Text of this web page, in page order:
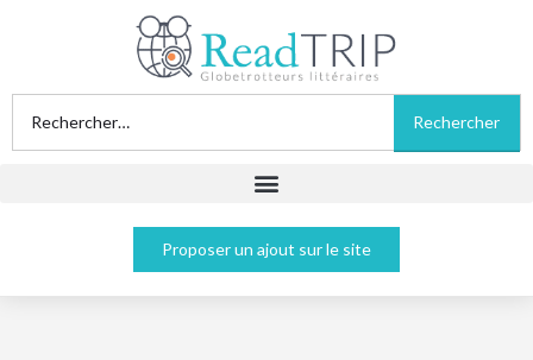
Proposer un ajout sur le site